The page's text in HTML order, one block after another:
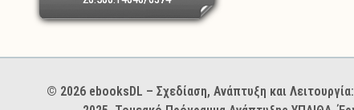
Χορηγοί και φορείς
© 2026 ebooksDL – Σχεδίαση, Ανάπτυξη και